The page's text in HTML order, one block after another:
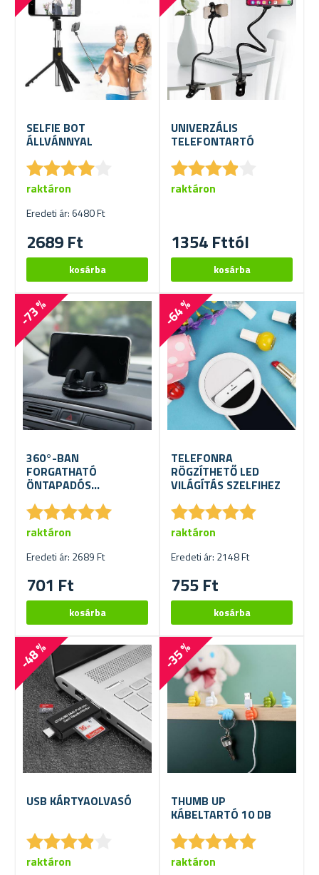
SELFIE BOT
ÁLLVÁNNYAL
★★★★
★★★★
Eredeti ár: 6480 Ft
2689 Ft
raktáron
UNIVERZÁLIS
TELEFONTARTÓ
★★★★
★★★★
1354 Fttól
raktáron
-73 %
360°-BAN
FORGATHATÓ
ÖNTAPADÓS
★★★★★
★★★★★
Eredeti ár: 2689 Ft
701 Ft
raktáron
-64 %
TELEFONRA
RÖGZÍTHETŐ LED
VILÁGÍTÁS SZELFIHEZ
★★★★★
★★★★★
Eredeti ár: 2148 Ft
755 Ft
raktáron
-48 %
USB KÁRTYAOLVASÓ
★★★★
★★★★
raktáron
-35 %
THUMB UP
KÁBELTARTÓ 10 DB
★★★★★
★★★★★
raktáron